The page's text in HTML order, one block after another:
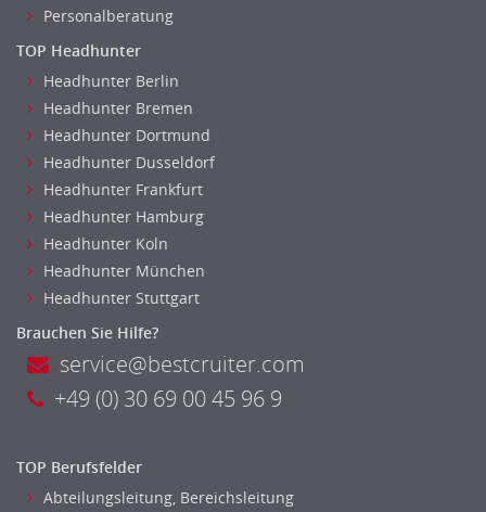
Nahrungsmittelherstellung, -verarbeitung
Raumgestaltung
Automatisierungstechnik
Bauwesen
Elektrotechnik, Elektronik
Energie und Umwelttechnik
Entwicklung
Fahrzeugtechnik
Fertigungstechnik
Kunststofftechnik
Luft- und Raumfahrttechnik
Maschinenbau
Personalberatung
TOP Headhunter
Headhunter Berlin
Headhunter Bremen
Headhunter Dortmund
Headhunter Dusseldorf
Headhunter Frankfurt
Headhunter Hamburg
Headhunter Koln
Headhunter München
Headhunter Stuttgart
Brauchen Sie Hilfe?
service@bestcruiter.com
+49 (0) 30 69 00 45 96 9
TOP Berufsfelder
Abteilungsleitung, Bereichsleitung